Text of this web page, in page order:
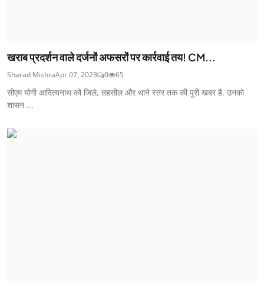
खराब प्रदर्शन वाले दर्जनों अफसरों पर कार्रवाई तय! CM...
Sharad MishraApr 07, 2023 0 65
सीएम योगी आदित्यनाथ को जिले, तहसील और थाने स्तर तक की पूरी खबर है. उनको
शासन ...